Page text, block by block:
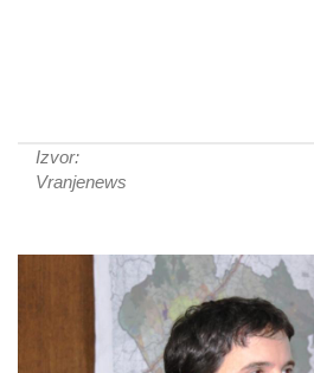
Izvor:
Vranjenews